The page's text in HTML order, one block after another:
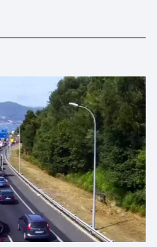
a un acuerdo